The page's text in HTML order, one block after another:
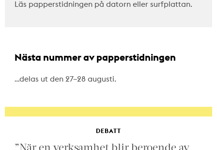
Läs papperstidningen på datorn eller surfplattan.
Nästa nummer av papperstidningen
…delas ut den 27–28 augusti.
DEBATT
”När en verksamhet blir beroende av